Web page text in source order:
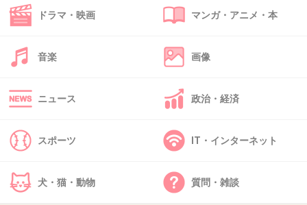
予言て「指原を裏方に」って言ってると
+10
こんなブスにファンがいるとか信じられない。
ドラマ・映画 マンガ・アニメ・本
音楽 画像
ニュース 政治・経済
スポーツ IT・インターネット
犬・猫・動物 質問・雑談